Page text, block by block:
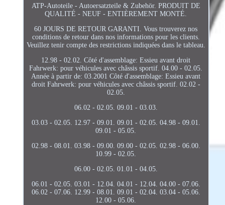
ATP-Autoteile - Autoersatzteile & Zubehör. PRODUIT DE
QUALITÉ - NEUF - ENTIÈREMENT MONTÉ.
60 JOURS DE RETOUR GARANTI. Vous trouverez nos
conditions de retour dans nos informations pour les clients.
Veuillez tenir compte des restrictions indiquées dans le tableau.
12.98 - 02.02. Côté d'assemblage: Essieu avant droit
Fahrwerk: pour véhicules avec châssis sportif. 04.00 - 02.05.
Année à partir de: 03.2001 Côté d'assemblage: Essieu avant
droit Fahrwerk: pour véhicules avec châssis sportif. 02.02 -
02.05.
06.02 - 02.05. 09.01 - 03.03.
03.03 - 02.05. 12.97 - 09.01. 09.01 - 02.05. 04.98 - 09.01.
09.01 - 05.05.
02.98 - 08.01. 03.98 - 09.00. 09.00 - 02.05. 02.98 - 06.00.
10.99 - 02.05.
06.00 - 02.05. 01.01 - 04.05.
06.01 - 02.05. 03.01 - 12.04. 04.01 - 12.04. 04.00 - 07.06.
06.02 - 07.06. 12.99 - 08.01. 09.01 - 02.04. 03.04 - 05.06.
12.00 - 05.06.